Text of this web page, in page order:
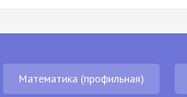
Математика (профильная)